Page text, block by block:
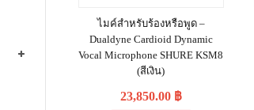
ไมค์สำหรับร้องหรือพูด –
Dualdyne Cardioid Dynamic
Vocal Microphone SHURE KSM8
(สีเงิน)
23,850.00 ฿